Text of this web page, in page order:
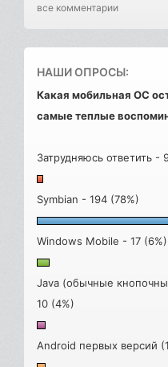
все комментарии
НАШИ ОПРОСЫ:
Какая мобильная ОС
самые теплые
Затрудняюсь ответить -
Symbian - 194 (78%)
Windows Mobile - 17 (6%)
Java (обычные
10 (4%)
Android первых версий